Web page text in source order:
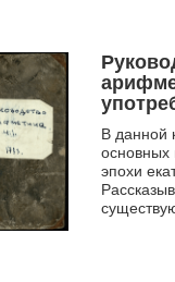
В данной
основных
эпохи